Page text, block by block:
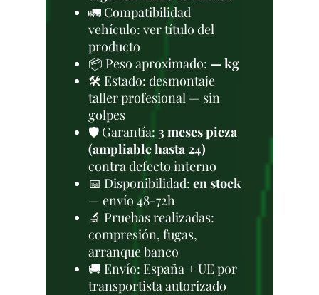
🚛 Compatibilidad
vehículo: ver título del
producto
📦 Peso aproximado: — kg
🛠 Estado: desmontaje
taller profesional — sin
golpes
🛡️ Garantía: 3 meses pieza
(ampliable hasta 24)
contra defecto interno
📅 Disponibilidad: en stock
— envío 48-72h
🔬 Pruebas realizadas:
compresión, fugas,
arranque banco
🚚 Envío: España + UE por
transportista autorizado